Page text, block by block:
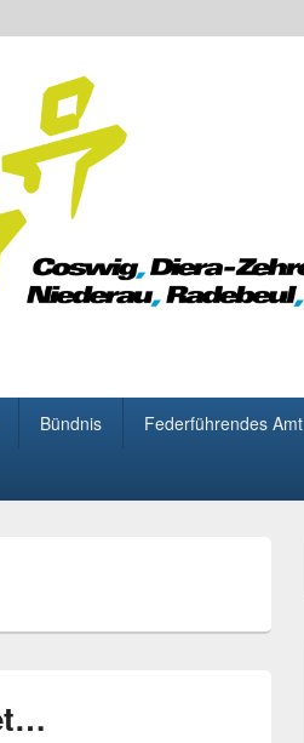
Bündnis Federführendes Amt